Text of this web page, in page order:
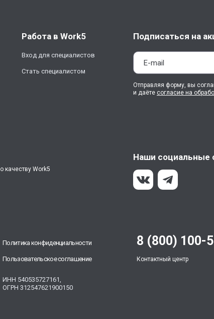
Работа в Work5
Вход для специалистов
Стать специалистом
качеству Work5
Подписаться на
Отправляя форму, вы
и даёте согласие на
Наши социальные
Политика конфиденциальности
Пользовательское соглашение
ИНН 540535727161,
ОГРН 312547621900150
8 (800) 100-
Контактный центр